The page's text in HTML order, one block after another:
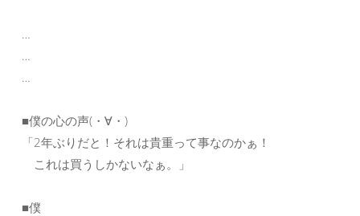
…
…
…
■僕の心の声(・∀・)
「2年ぶりだと！それは貴重って事なのかぁ！
これは買うしかないなぁ。」
■僕